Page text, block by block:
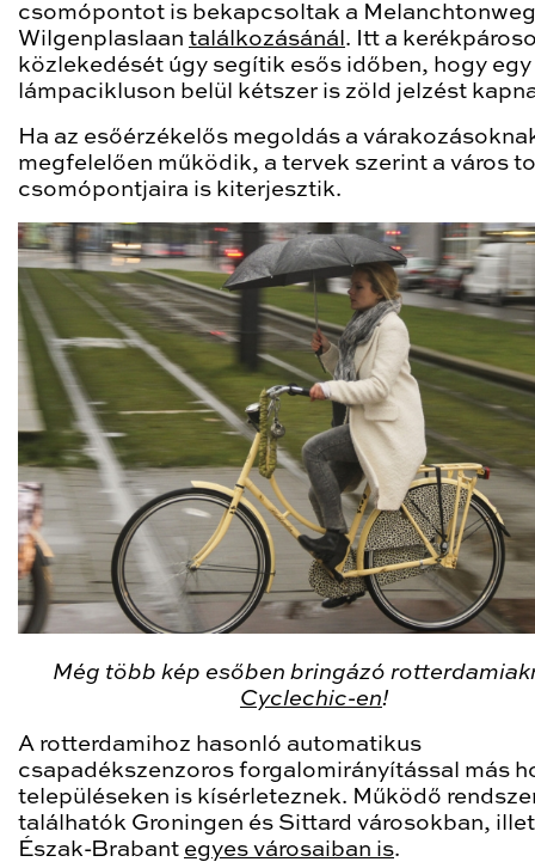
csomópontot is bekapcsoltak a
Wilgenplaslaan találkozásánál . Itt a
közlekedését úgy segítik esős időben, hogy egy
lámpacikluson belül kétszer is zöld jelzést
Ha az esőérzékelős megoldás a
megfelelően működik, a tervek szerint a város
csomópontjaira is kiterjesztik.
Még több kép esőben bringázó
Cyclechic-en!
A rotterdamihoz hasonló automatikus
csapadékszenzoros forgalomirányítással más
településeken is kísérleteznek. Működő
találhatók Groningen és Sittard városokban,
Észak-Brabant egyes városaiban is.